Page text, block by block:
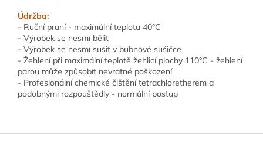
Údržba:
- Ruční praní - maximální teplota 40°C
- Výrobek se nesmí bělit
- Výrobek se nesmí sušit v bubnové sušičce
- Žehlení při maximální teplotě žehlicí plochy 110°C - žehlení
parou může způsobit nevratné poškození
- Profesionální chemické čištění tetrachloretherem a
podobnými rozpouštědly - normální postup